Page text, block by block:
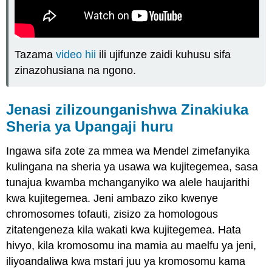
Tazamavideo hii ili ujifunze zaidi kuhusu sifa
zinazohusiana na ngono.
Jenasi zilizounganishwa Zinakiuka
Sheria ya Upangaji huru
Ingawa sifa zote za mmea wa Mendel zimefanyika
kulingana na sheria ya usawa wa kujitegemea, sasa
tunajua kwamba mchanganyiko wa alele haujarithi
kwa kujitegemea. Jeni ambazo ziko kwenye
chromosomes tofauti, zisizo za homologous
zitatengeneza kila wakati kwa kujitegemea. Hata
hivyo, kila kromosomu ina mamia au maelfu ya jeni,
iliyoandaliwa kwa mstari juu ya kromosomu kama